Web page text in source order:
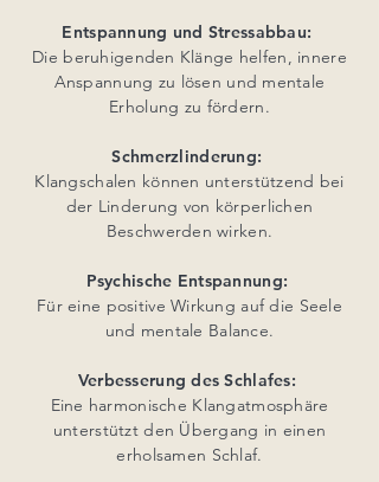
Entspannung und Stressabbau:
Die beruhigenden Klänge helfen, innere
Anspannung zu lösen und mentale
Erholung zu fördern.
Schmerzlinderung:
Klangschalen können unterstützend bei
der Linderung von körperlichen
Beschwerden wirken.
Psychische Entspannung:
Für eine positive Wirkung auf die Seele
und mentale Balance.
Verbesserung des Schlafes:
Eine harmonische Klangatmosphäre
unterstützt den Übergang in einen
erholsamen Schlaf.